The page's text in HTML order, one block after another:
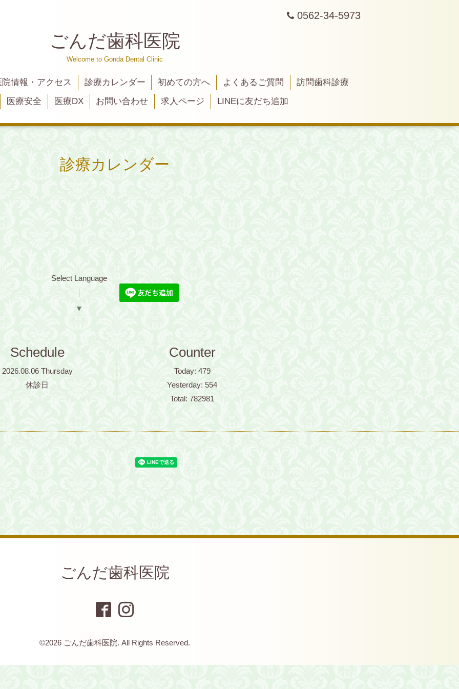
0562-34-5973
ごんだ歯科医院
Welcome to Gonda Dental Clinic
院情報・アクセス 診療カレンダー 初めての方へ よくあるご質問
訪問歯科診療
医療安全
医療DX お問い合わせ 求人ページ LINEに友だち追加
診療カレンダー
Select Language
▼
Schedule
2026.08.06 Thursday
休診日
Counter
Today: 479
Yesterday:554
Total:782981
ごんだ歯科医院
©2026 ごんだ歯科医院. All Rights Reserved.